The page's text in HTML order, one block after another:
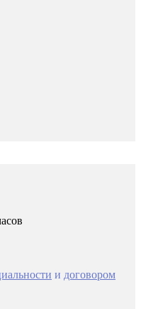
и договором